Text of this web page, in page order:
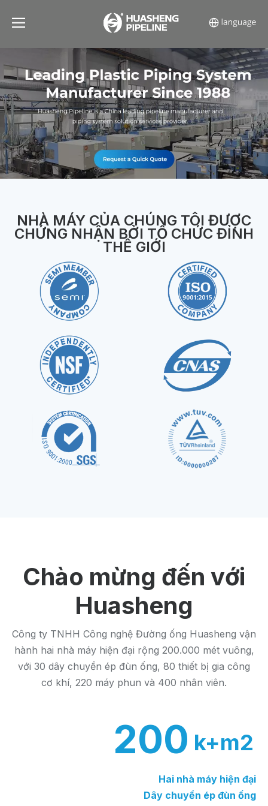
NHÀ MÁY CỦA CHÚNG TÔI ĐƯỢC
CHỨNG NHẬN BỞI TỔ CHỨC ĐỈNH
THẾ GIỚI
Chào mừng đến với
Huasheng
Công ty TNHH Công nghệ Đường ống Huasheng vận
hành hai nhà máy hiện đại rộng 200.000 mét vuông,
với 30 dây chuyền ép đùn ống, 80 thiết bị gia công
cơ khí, 220 máy phun và 400 nhân viên.
200 k+m2
Hai nhà máy hiện đại
Dây chuyền ép đùn ống